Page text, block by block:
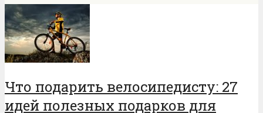
Что подарить велосипедисту: 27
идей полезных подарков для